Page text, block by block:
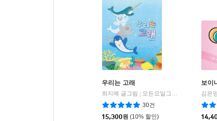
우리는 고래
최지예 글그림
모든요일그림책
30건
15,300원 (10% 할인)
보이
김은